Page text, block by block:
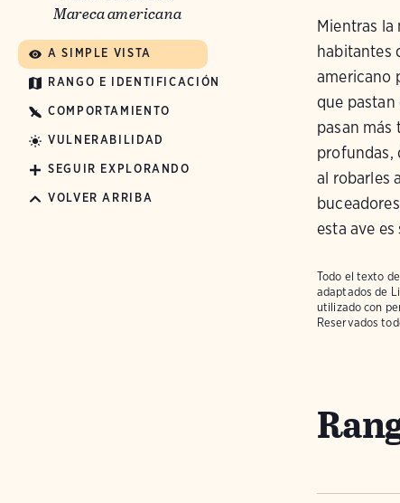
Mareca americana
A SIMPLE VISTA
RANGO E IDENTIFICACIÓN
COMPORTAMIENTO
VULNERABILIDAD
SEGUIR EXPLORANDO
VOLVER ARRIBA
Mientras la
habitantes
americano
que
pasan más
profundas,
al robarles
esta ave
Todo el texto
adaptados de
utilizado con
Reservados